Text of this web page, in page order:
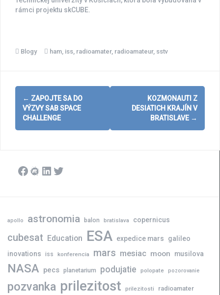
rámci projektu skCUBE.
Blogy ham, iss, radioamater, radioamateur, sstv
Post
navigation
← ZAPOJTE SA DO
VÝZVY SAB SPACE
CHALLENGE
KOZMONAUTI Z
DESIATICH KRAJÍN V
BRATISLAVE →
Facebook
Meetup
LinkedIn
Twitter
apollo astronomia balon bratislava copernicus
cubesat Education ESA expedice mars
galileo
inovations iss konferencia mars mesiac moon musilova
NASA pecs planetarium podujatie polopate pozorovanie
pozvanka prilezitost prilezitosti radioamater